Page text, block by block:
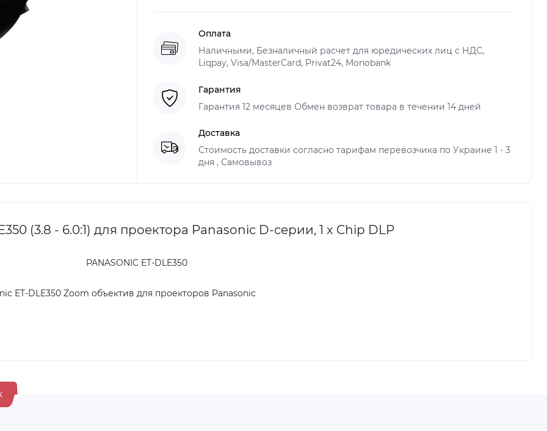
Оплата
Наличными, Безналичный расчет для юредических лиц с НДС,
Liqpay, Visa/MasterCard, Privat24, Monobank
Гарантия
Гарантия 12 месяцев Обмен возврат товара в течении 14 дней
Доставка
Стоимость доставки согласно тарифам перевозчика по Украине 1 - 3
дня , Самовывоз
(3.8 - 6.0:1) для проектора Panasonic D-серии, 1 х Chip DLP
PANASONIC ET-DLE350
ET-DLE350 Zoom объектив для проекторов Panasonic